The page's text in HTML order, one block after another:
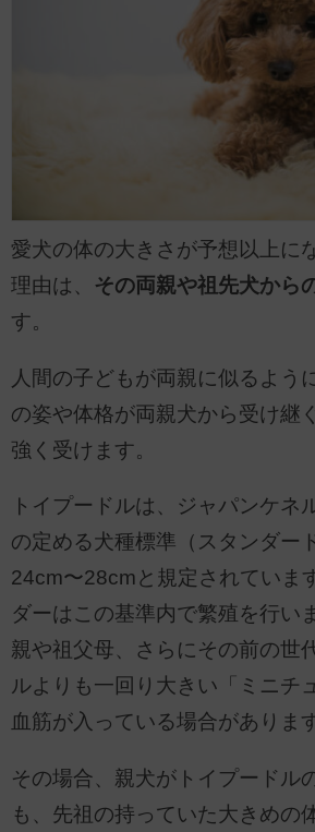
愛犬の体の大きさが予想以上に
理由は、 その両親や祖先犬から
す。
人間の子どもが両親に似るよう
の姿や体格が両親犬から受け継
強く受けます。
トイプードルは、ジャパンケネ
の定める犬種標準（スタンダー
24cm〜28cmと規定されていま
ダーはこの基準内で繁殖を行い
親や祖父母、さらにその前の世
ルよりも一回り大きい「ミニチ
血筋が入っている場合があります
その場合、親犬がトイプードル
も、先祖の持っていた大きめの